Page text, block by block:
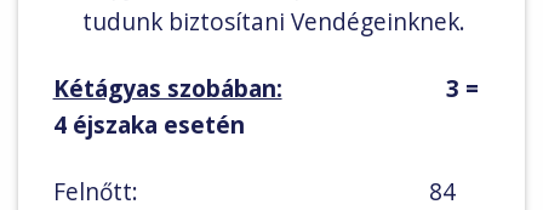
tudunk biztosítani Vendégeinknek.
Kétágyas szobában: 3 =
4 éjszaka esetén
Felnőtt: 84